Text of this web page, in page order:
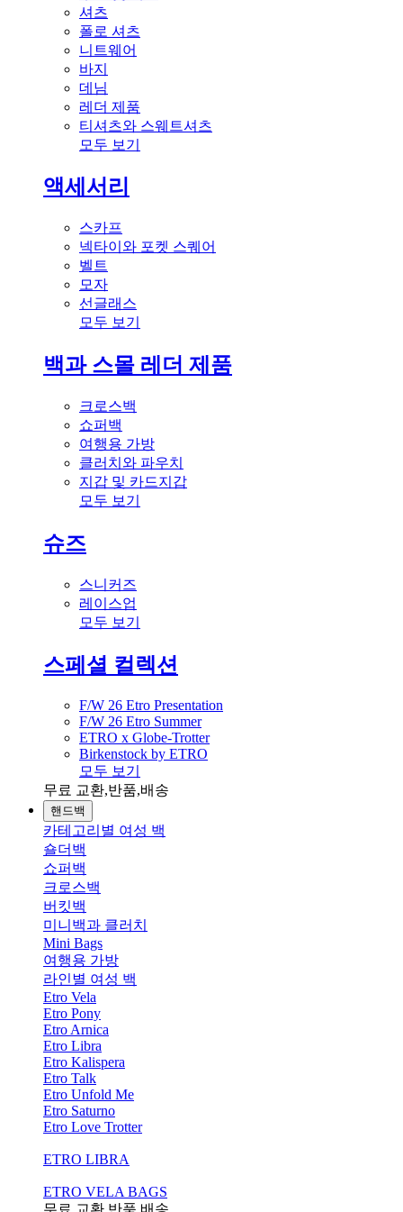
셔츠
폴로 셔츠
니트웨어
바지
데님
레더 제품
티셔츠와 스웨트셔츠
모두 보기
액세서리
스카프
넥타이와 포켓 스퀘어
벨트
모자
선글래스
모두 보기
백과 스몰 레더 제품
크로스백
쇼퍼백
여행용 가방
클러치와 파우치
지갑 및 카드지갑
모두 보기
슈즈
스니커즈
레이스업
모두 보기
스페셜 컬렉션
F/W 26 Etro Presentation
F/W 26 Etro Summer
ETRO x Globe-Trotter
Birkenstock by ETRO
모두 보기
무료 교환,반품,배송
핸드백
카테고리별 여성 백
숄더백
쇼퍼백
크로스백
버킷백
미니백과 클러치
Mini Bags
여행용 가방
라인별 여성 백
Etro Vela
Etro Pony
Etro Arnica
Etro Libra
Etro Kalispera
Etro Talk
Etro Unfold Me
Etro Saturno
Etro Love Trotter
ETRO LIBRA
ETRO VELA BAGS
무료 교환,반품,배송